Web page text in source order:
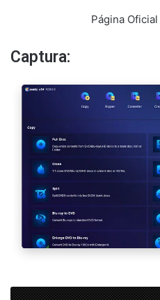
Página Oficial |
Captura: